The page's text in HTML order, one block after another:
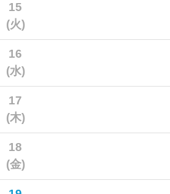
15
(火)
16
(水)
17
(木)
18
(金)